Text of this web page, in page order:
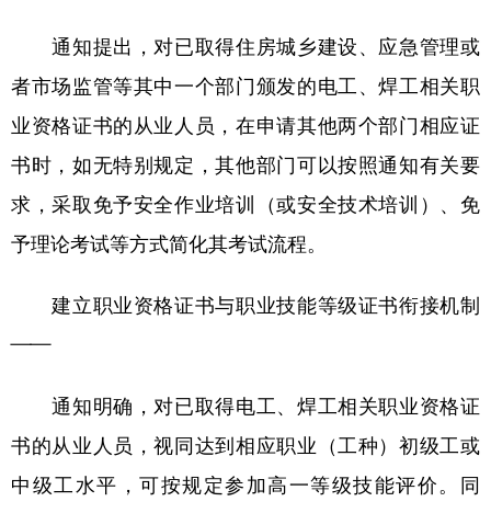
Русский язык 日本語 한국어
Deutsch Português
通知提出，对已取得住房城乡建设、应急管理或
者市场监管等其中一个部门颁发的电工、焊工相关职
业资格证书的从业人员，在申请其他两个部门相应证
书时，如无特别规定，其他部门可以按照通知有关要
求，采取免予安全作业培训（或安全技术培训）、免
予理论考试等方式简化其考试流程。
建立职业资格证书与职业技能等级证书衔接机制
——
通知明确，对已取得电工、焊工相关职业资格证
书的从业人员，视同达到相应职业（工种）初级工或
中级工水平，可按规定参加高一等级技能评价。同